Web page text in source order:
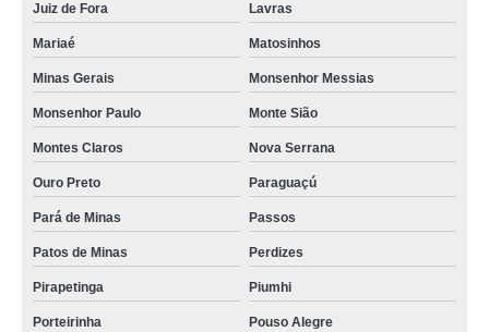
Juiz de Fora Lavras
Mariaé Matosinhos
Minas Gerais Monsenhor Messias
Monsenhor Paulo Monte Sião
Montes Claros Nova Serrana
Ouro Preto Paraguaçú
Pará de Minas Passos
Patos de Minas Perdizes
Pirapetinga Piumhi
Porteirinha Pouso Alegre